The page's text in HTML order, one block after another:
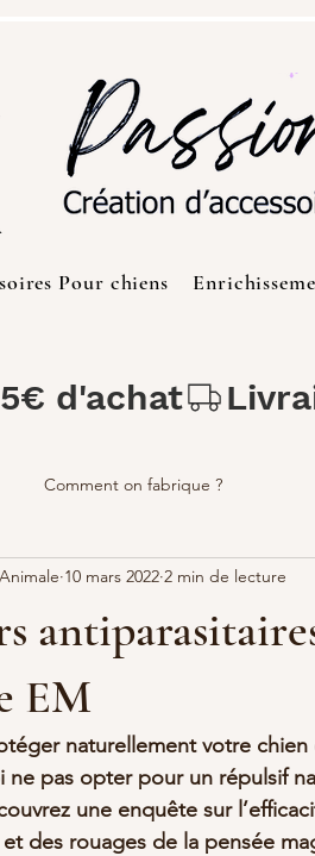
Pour chiens
d'achat
Comment on fabrique ?
EM
10 mars 2022 2 min de lecture
naturellement votre
ne pas opter pour un répulsif
une enquête sur
des rouages de la pensée